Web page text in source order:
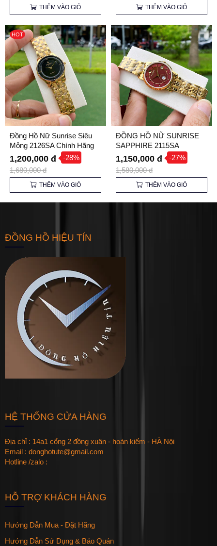
THÊM VÀO GIỎ THÊM VÀO GIỎ
HOT
Đồng Hồ Nữ Sunrise Siêu
Mỏng 2126SA Chính Hãng
1,200,000 đ -28%
1,680,000 đ
THÊM VÀO GIỎ
ĐỒNG HỒ NỮ SUNRISE
SAPPHIRE 2115SA
1,150,000 đ -27%
1,580,000 đ
THÊM VÀO GIỎ
ĐỒNG HỒ HIỆU TÍN
HỆ THỐNG CỬA HÀNG
Địa chỉ : 14a1 cổng 2 đồng xuân - hoàn kiếm - HÀ Nội
Email : donghotute@gmail.com
Hotline /zalo :
HỖ TRỢ KHÁCH HÀNG
Hướng Dẫn Mua - Đặt Hãng
Hướng Dẫn Sử Dụng & Bảo Quản